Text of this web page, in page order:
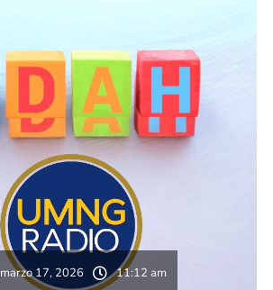
marzo 17, 2026 11:12 am